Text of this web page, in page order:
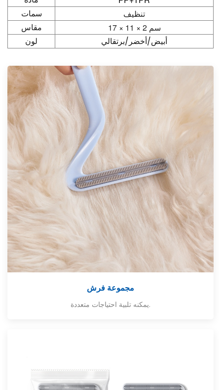
سمات
تنظيف
مقاس
17 × 11 × 2 سم
لون
أبيض/أخضر/برتقالي
مجموعة فرش
يمكنه تلبية احتياجات متعددة.